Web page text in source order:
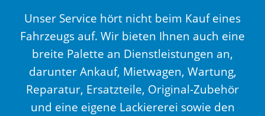
Unser Service hört nicht beim Kauf eines
Fahrzeugs auf. Wir bieten Ihnen auch eine
breite Palette an Dienstleistungen an,
darunter Ankauf, Mietwagen, Wartung,
Reparatur, Ersatzteile, Original-Zubehör
und eine eigene Lackiererei sowie den